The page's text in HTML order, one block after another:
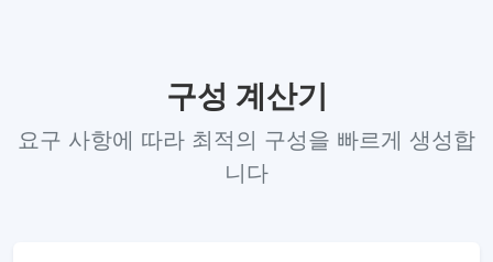
구성 계산기
요구 사항에 따라 최적의 구성을 빠르게 생성합
니다